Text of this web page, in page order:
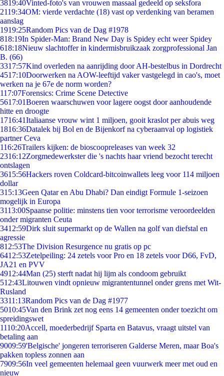
3819:40Vinted-foto's van vrouwen massaal gedeeld op seksfora
2119:34OM: vierde verdachte (18) vast op verdenking van beramen
aanslag
1919:25Random Pics van de Dag #1978
818:19In Spider-Man: Brand New Day is Spidey echt weer Spidey
618:18Nieuw slachtoffer in kindermisbruikzaak zorgprofessional Jan
B. (66)
3317:57Kind overleden na aanrijding door AH-bestelbus in Dordrecht
4517:10Doorwerken na AOW-leeftijd vaker vastgelegd in cao's, moet
werken na je 67e de norm worden?
117:07Forensics: Crime Scene Detective
5617:01Boeren waarschuwen voor lagere oogst door aanhoudende
hitte en droogte
1716:41Italiaanse vrouw wint 1 miljoen, gooit kraslot per abuis weg
1816:36Datalek bij Bol en de Bijenkorf na cyberaanval op logistiek
partner Ceva
116:26Trailers kijken: de bioscoopreleases van week 32
2316:12Zorgmedewerkster die 's nachts haar vriend bezocht terecht
ontslagen
3615:56Hackers roven Coldcard-bitcoinwallets leeg voor 114 miljoen
dollar
315:13Geen Qatar en Abu Dhabi? Dan eindigt Formule 1-seizoen
mogelijk in Europa
3113:00Spaanse politie: minstens tien voor terrorisme veroordeelden
onder migranten Ceuta
3412:59Dirk sluit supermarkt op de Wallen na golf van diefstal en
agressie
812:53The Division Resurgence nu gratis op pc
6412:53Zetelpeiling: 24 zetels voor Pro en 18 zetels voor D66, FvD,
JA21 en PVV
4912:44Man (25) sterft nadat hij lijm als condoom gebruikt
512:43Litouwen vindt opnieuw migrantentunnel onder grens met Wit-
Rusland
3311:13Random Pics van de Dag #1977
5010:45Van den Brink zet nog eens 14 gemeenten onder toezicht om
spreidingswet
1110:20Accell, moederbedrijf Sparta en Batavus, vraagt uitstel van
betaling aan
9009:59'Belgische' jongeren terroriseren Galderse Meren, maar Boa's
pakken topless zonnen aan
7909:56In veel gemeenten helemaal geen vuurwerk meer met oud en
nieuw